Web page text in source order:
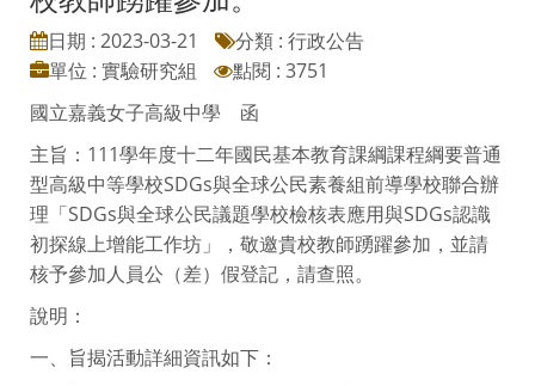
日期 : 2023-03-21
分類 : 行政公告
單位 : 實驗研究組
點閱 : 3751
國立嘉義女子高級中學 函
主旨：111學年度十二年國民基本教育課綱課程綱要普通
型高級中等學校SDGs與全球公民素養組前導學校聯合辦
理「SDGs與全球公民議題學校檢核表應用與SDGs認識
初探線上增能工作坊」，敬邀貴校教師踴躍參加，並請
核予參加人員公（差）假登記，請查照。
說明：
一、旨揭活動詳細資訊如下：